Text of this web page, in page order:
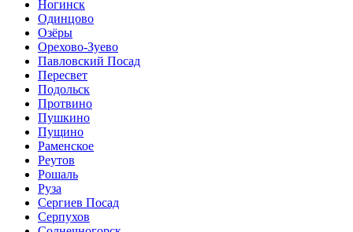
Ногинск
Одинцово
Озёры
Орехово-Зуево
Павловский Посад
Пересвет
Подольск
Протвино
Пушкино
Пущино
Раменское
Реутов
Рошаль
Руза
Сергиев Посад
Серпухов